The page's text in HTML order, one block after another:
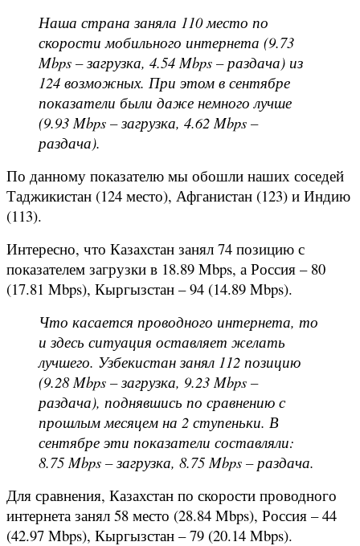
Наша страна заняла 110 место по
скорости мобильного интернета (9.73
Mbps – загрузка, 4.54 Mbps – раздача) из
124 возможных. При этом в сентябре
показатели были даже немного лучше
(9.93 Mbps – загрузка, 4.62 Mbps –
раздача).
По данному показателю мы обошли наших соседей
Таджикистан (124 место), Афганистан (123) и Индию
(113).
Интересно, что Казахстан занял 74 позицию с
показателем загрузки в 18.89 Mbps, а Россия – 80
(17.81 Mbps), Кыргызстан – 94 (14.89 Mbps).
Что касается проводного интернета, то
и здесь ситуация оставляет желать
лучшего. Узбекистан занял 112 позицию
(9.28 Mbps – загрузка, 9.23 Mbps –
раздача), поднявшись по сравнению с
прошлым месяцем на 2 ступеньки. В
сентябре эти показатели составляли:
8.75 Mbps – загрузка, 8.75 Mbps – раздача.
Для сравнения, Казахстан по скорости проводного
интернета занял 58 место (28.84 Mbps), Россия – 44
(42.97 Mbps), Кыргызстан – 79 (20.14 Mbps).